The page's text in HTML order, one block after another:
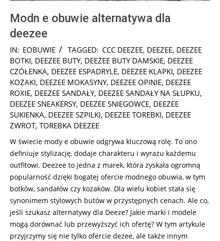
Modn e obuwie alternatywa dla
deezee
2025-
01-
17
IN: EOBUWIE TAGGED: CCC DEEZEE, DEEZEE, DEEZEE
BOTKI, DEEZEE BUTY, DEEZEE BUTY DAMSKIE, DEEZEE
CZÓŁENKA, DEEZEE ESPADRYLE, DEEZEE KLAPKI, DEEZEE
KOZAKI, DEEZEE MOKASYNY, DEEZEE OPINIE, DEEZEE
ROXIE, DEEZEE SANDAŁY, DEEZEE SANDAŁY NA SŁUPKU,
DEEZEE SNEAKERSY, DEEZEE SNIEGOWCE, DEEZEE
SUKIENKA, DEEZEE SZPILKI, DEEZEE TOREBKI, DEEZEE
ZWROT, TOREBKA DEEZEE
W świecie mody e obuwie odgrywa kluczową rolę. To ono
definiuje stylizację, dodaje charakteru i wyrazu każdemu
outfitowi. Deezee to jedna z marek, która zyskała ogromną
popularność dzięki bogatej ofercie modnego obuwia, w tym
botków, sandałów czy kozaków. Dla wielu kobiet stała się
synonimem stylowych butów w przystępnych cenach. Ale co,
jeśli szukasz alternatywy dla Deeze? Jakie marki i modele
mogą dorównać lub przewyższyć ich ofertę? W tym artykule
przyjrzymy się nie tylko ofercie dezee, ale także innym